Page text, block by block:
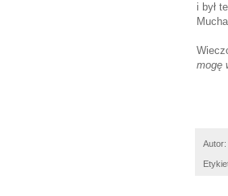
i był
mogę
Autor: